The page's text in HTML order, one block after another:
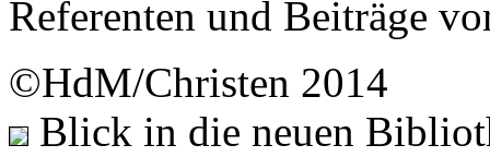
Referenten und Beiträge
©HdM/Christen 2014
Blick in die neuen